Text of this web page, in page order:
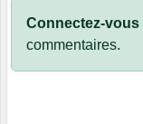
Connectez-vous
commentaires.